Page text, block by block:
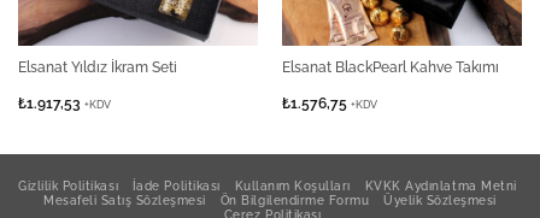
Elsanat Yıldız İkram Seti
₺1.917,53 +KDV
Elsanat BlackPearl Kahve Takımı
₺1.576,75 +KDV
Gizlilik Politikası İade Politikası Kullanım Koşulları
KVKK Aydınlatma Metni
Mesafeli Satış Sözleşmesi
Ön Bilgilendirme Formu
Üyelik Sözleşmesi
Çerez Politikası